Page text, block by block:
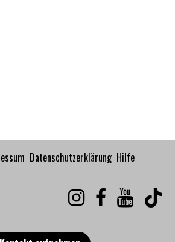
Datenschutzerklärung Hilfe